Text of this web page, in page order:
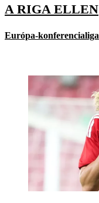
A RIGA ELLEN
Európa-konferencialiga